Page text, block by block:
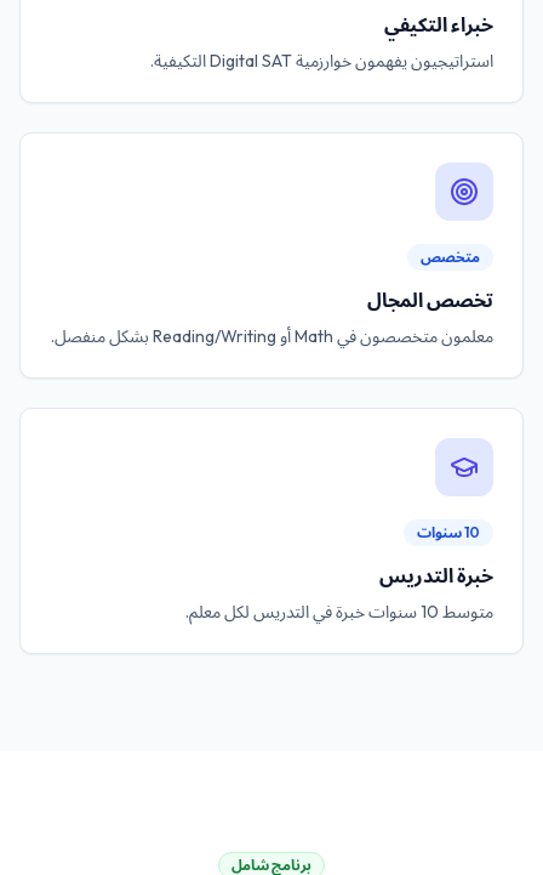
خبراء التكيفي
استراتيجيون يفهمون خوارزمية Digital SAT التكيفية.
متخصص
تخصص المجال
معلمون متخصصون في Math أو Reading/Writing بشكل منفصل.
10 سنوات
خبرة التدريس
متوسط 10 سنوات خبرة في التدريس لكل معلم.
برنامج شامل